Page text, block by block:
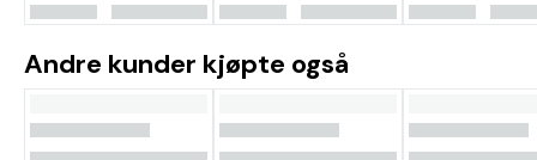
Andre kunder kjøpte også